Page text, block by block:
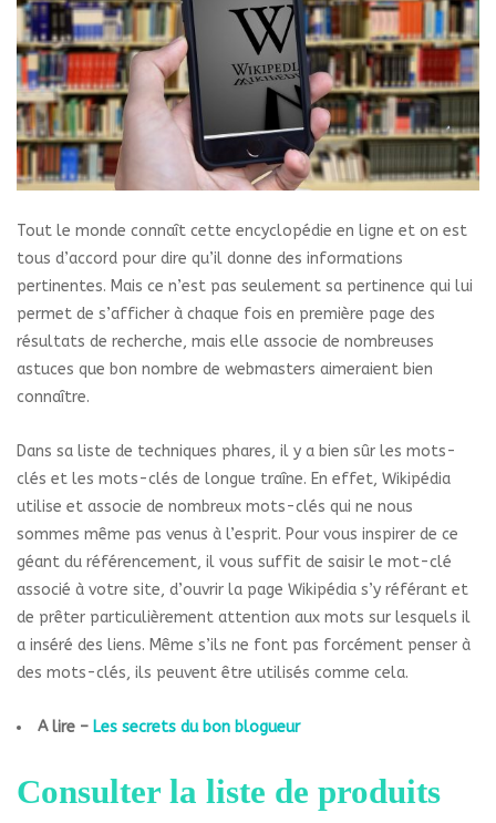
Tout le monde connaît cette encyclopédie en ligne et on est
tous d’accord pour dire qu’il donne des informations
pertinentes. Mais ce n’est pas seulement sa pertinence qui lui
permet de s’afficher à chaque fois en première page des
résultats de recherche, mais elle associe de nombreuses
astuces que bon nombre de webmasters aimeraient bien
connaître.
Dans sa liste de techniques phares, il y a bien sûr les mots-
clés et les mots-clés de longue traîne. En effet, Wikipédia
utilise et associe de nombreux mots-clés qui ne nous
sommes même pas venus à l’esprit. Pour vous inspirer de ce
géant du référencement, il vous suffit de saisir le mot-clé
associé à votre site, d’ouvrir la page Wikipédia s’y référant et
de prêter particulièrement attention aux mots sur lesquels il
a inséré des liens. Même s’ils ne font pas forcément penser à
des mots-clés, ils peuvent être utilisés comme cela.
A lire – Les secrets du bon blogueur
Consulter la liste de produits